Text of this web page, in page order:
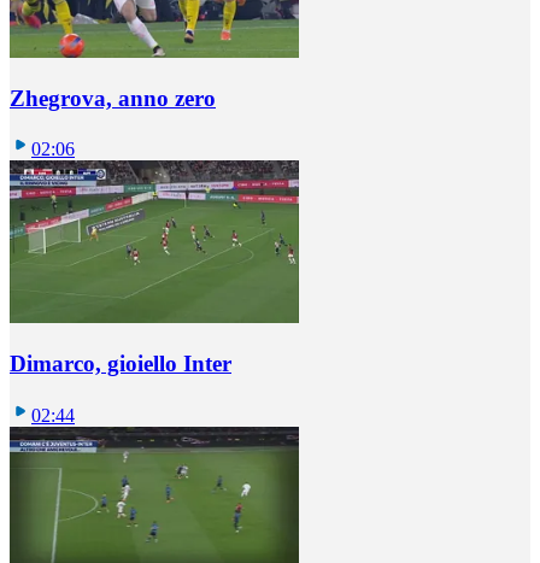
Zhegrova, anno zero
02:06
Dimarco, gioiello Inter
02:44